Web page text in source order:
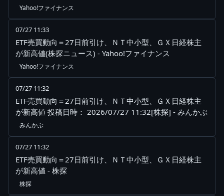
Yahoo!ファイナンス
07/27 11:33
ETF売買動向＝27日前引け、ＮＴ中小型、ＧＸ日経株主
が新高値(株探ニュース) - Yahoo!ファイナンス
Yahoo!ファイナンス
07/27 11:32
ETF売買動向＝27日前引け、ＮＴ中小型、ＧＸ日経株主
が新高値 投稿日時： 2026/07/27 11:32[株探] - みんかぶ
みんかぶ
07/27 11:32
ETF売買動向＝27日前引け、ＮＴ中小型、ＧＸ日経株主
が新高値 - 株探
株探